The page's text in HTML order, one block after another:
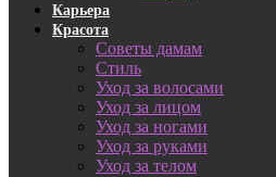
Карьера
Красота
Советы дамам
Стиль
Уход за волосами
Уход за лицом
Уход за ногами
Уход за руками
Уход за телом